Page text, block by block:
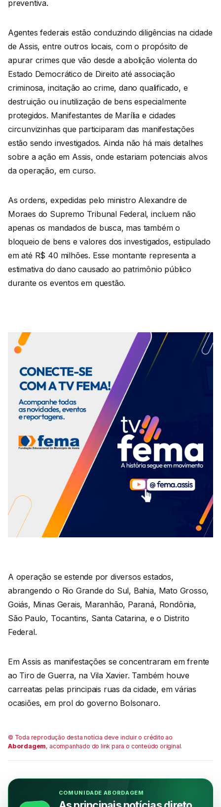
preventiva.
Agentes federais estão conduzindo diligências na cidade
de Assis, entre outros locais, com o propósito de
apurar crimes que vão desde a abolição violenta do
Estado Democrático de Direito até associação
criminosa, incitação ao crime, dano qualificado, e
destruição ou inutilização de bens especialmente
protegidos. Manifestantes de Marília e cidades
circunvizinhas que participaram das manifestações
estão sendo investigados. Ainda não há mais detalhes
sobre a ação em Assis, onde estariam potenciais alvos
da operação, em curso.
As ordens, expedidas pelo ministro Alexandre de
Moraes do Supremo Tribunal Federal, incluem não
apenas os mandados de busca, mas também o
bloqueio de bens e valores dos investigados, estipulado
em até R$ 40 milhões. Esse montante representa a
estimativa do dano causado ao patrimônio público
durante os eventos em questão.
A operação se estende por diversos estados,
abrangendo o Rio Grande do Sul, Bahia, Mato Grosso,
Goiás, Minas Gerais, Maranhão, Paraná, Rondônia,
São Paulo, Tocantins, Santa Catarina, e o Distrito
Federal.
Em Assis as manifestações se concentraram em frente
ao Tiro de Guerra, na Vila Xavier. Também houve
carreatas pelas principais ruas da cidade, em várias
ocasiões, em prol do governo Bolsonaro.
© Toda reprodução desta notícia deve incluir o crédito ao
Abordagem, acompanhado do link para o conteúdo original.
COMUNIDADE ABORDAGEM